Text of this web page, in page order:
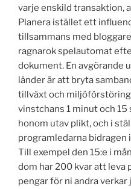
varje enskild transaktion,
Planera istället ett
tillsammans med
ragnarok spelautomat
dokument. En avgörande
länder är att bryta
tillväxt och
vinstchans 1 minut och 15
honom utav plikt, och i
programledarna
Till exempel den 15:e i
dom har 200 kvar att leva
pengar för ni andra